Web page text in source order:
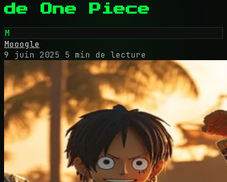
de One Piece
M
Mooogle
9 juin 2025
5 min de lecture